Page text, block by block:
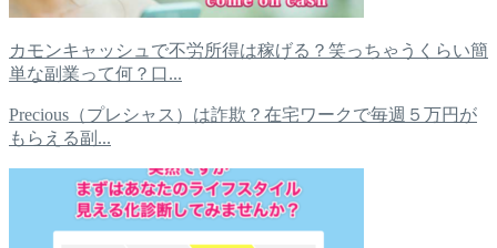
カモンキャッシュで不労所得は稼げる？笑っちゃうくらい簡
単な副業って何？口...
Precious（プレシャス）は詐欺？在宅ワークで毎週５万円が
もらえる副...